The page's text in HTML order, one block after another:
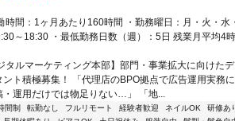
時間：1ヶ月あたり160時間 ・勤務曜日：月・火・水
～18:30 ・最低勤務日数（週）：5日 残業月平均4
タルマーケティング本部】部門・事業拡大に向けた
ト積極募集！ 「代理店のBPO拠点で広告運用実務
・運用だけでは物足りない…」 「地...
間制 転勤なし フルリモート 経験者歓迎 ネイルOK 研修あ